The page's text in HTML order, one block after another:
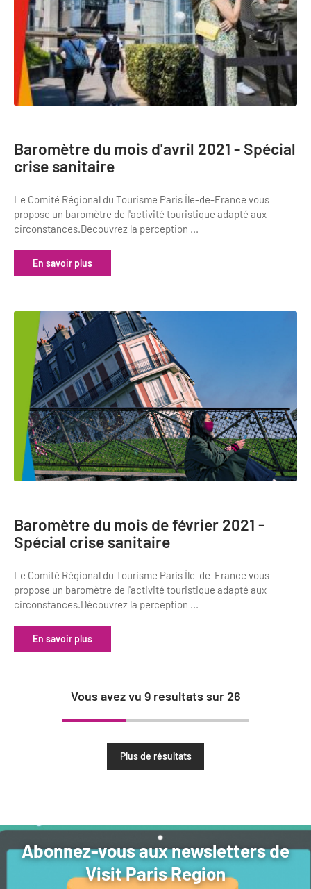
Baromètre du mois d'avril 2021 - Spécial
crise sanitaire
Le Comité Régional du Tourisme Paris Île-de-France vous
propose un baromètre de l'activité touristique adapté aux
circonstances.Découvrez la perception ...
En savoir plus
Baromètre du mois de février 2021 -
Spécial crise sanitaire
Le Comité Régional du Tourisme Paris Île-de-France vous
propose un baromètre de l'activité touristique adapté aux
circonstances.Découvrez la perception ...
En savoir plus
Vous avez vu 9resultats sur26
Plus de résultats
Abonnez-vous aux newsletters de
Visit Paris Region